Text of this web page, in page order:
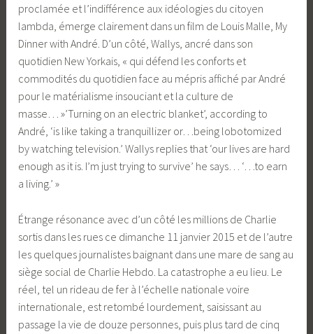
proclamée et l’indifférence aux idéologies du citoyen
lambda, émerge clairement dans un film de Louis Malle, My
Dinner with André. D’un côté, Wallys, ancré dans son
quotidien New Yorkais, « qui défend les conforts et
commodités du quotidien face au mépris affiché par André
pour le matérialisme insouciant et la culture de
masse… »’Turning on an electric blanket’, according to
André, ‘is like taking a tranquillizer or…being lobotomized
by watching television.’ Wallys replies that ‘our lives are hard
enough as it is. I’m just trying to survive’ he says… ‘…to earn
a living.’ »
Étrange résonance avec d’un côté les millions de Charlie
sortis dans les rues ce dimanche 11 janvier 2015 et de l’autre
les quelques journalistes baignant dans une mare de sang au
siège social de Charlie Hebdo. La catastrophe a eu lieu. Le
réel, tel un rideau de fer à l’échelle nationale voire
internationale, est retombé lourdement, saisissant au
passage la vie de douze personnes, puis plus tard de cinq